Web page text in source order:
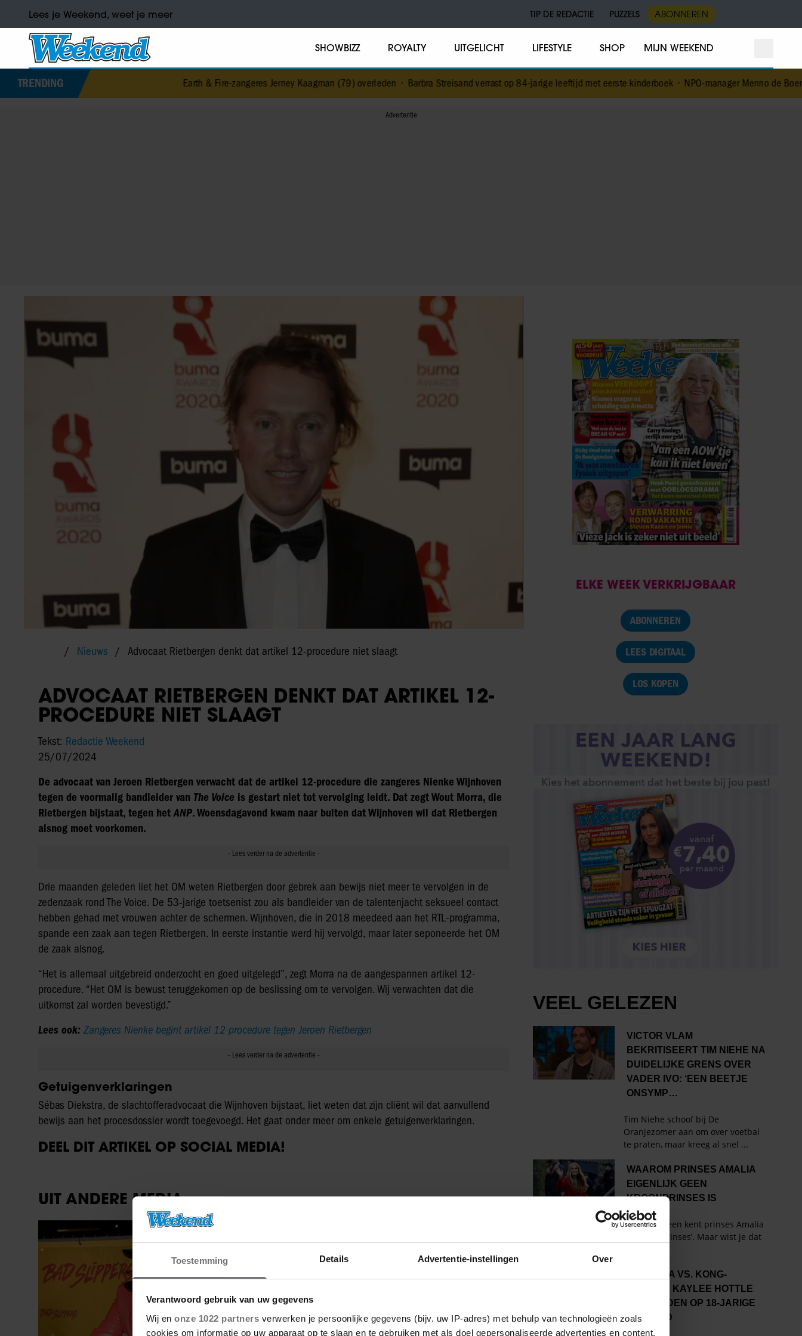
Toestemming Details Advertentie-instellingen Over
Verantwoord gebruik van uw gegevens
Wij en onze 1022 partners verwerken je persoonlijke gegevens (bijv. uw IP-adres) met behulp van technologieën zoals
cookies om informatie op uw apparaat op te slaan en te gebruiken met als doel gepersonaliseerde advertenties en content,
Lees je Weekend, weet je meer TIP DE REDACTIE PUZZELS ABONNEREN
SHOWBIZZ ROYALTY UITGELICHT LIFESTYLE SHOP MIJN WEEKEND
TRENDING Earth & Fire-zangeres Jerney Kaagman (79) overleden•Barbra Streisand verrast op 84-jarige leeftijd met eerste kinderboek•NPO-manager Menno de Boer geschorst na
Nieuws Advocaat Rietbergen denkt dat artikel 12-procedure niet slaagt
ADVOCAAT RIETBERGEN DENKT DAT ARTIKEL 12-
PROCEDURE NIET SLAAGT
Tekst: Redactie Weekend
25/07/2024
De advocaat van Jeroen Rietbergen verwacht dat de artikel 12-procedure die zangeres Nienke Wijnhoven
tegen de voormalig bandleider van The Voice is gestart niet tot vervolging leidt. Dat zegt Wout Morra, die
Rietbergen bijstaat, tegen hetANP. Woensdagavond kwam naar buiten dat Wijnhoven wil dat Rietbergen
alsnog moet voorkomen.
Drie maanden geleden liet het OM weten Rietbergen door gebrek aan bewijs niet meer te vervolgen in de
zedenzaak rond The Voice. De 53-jarige toetsenist zou als bandleider van de talentenjacht seksueel contact
hebben gehad met vrouwen achter de schermen. Wijnhoven, die in 2018 meedeed aan het RTL-programma,
spande een zaak aan tegen Rietbergen. In eerste instantie werd hij vervolgd, maar later seponeerde het OM
de zaak alsnog.
“Het is allemaal uitgebreid onderzocht en goed uitgelegd”, zegt Morra na de aangespannen artikel 12-
procedure. “Het OM is bewust teruggekomen op de beslissing om te vervolgen. Wij verwachten dat die
uitkomst zal worden bevestigd.”
Lees ook: Zangeres Nienke begint artikel 12-procedure tegen Jeroen Rietbergen
Getuigenverklaringen
Sébas Diekstra, de slachtofferadvocaat die Wijnhoven bijstaat, liet weten dat zijn cliënt wil dat aanvullend
bewijs aan het procesdossier wordt toegevoegd. Het gaat onder meer om enkele getuigenverklaringen.
DEEL DIT ARTIKEL OP SOCIAL MEDIA!
UIT ANDERE MEDIA
ELKE WEEK VERKRIJGBAAR
ABONNEREN
LEES DIGITAAL
LOS KOPEN